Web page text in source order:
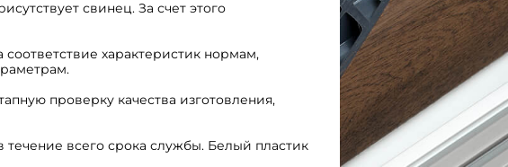
свинец. За счет этого
характеристик нормам,
проверку качества изготовления,
всего срока службы. Белый пластик